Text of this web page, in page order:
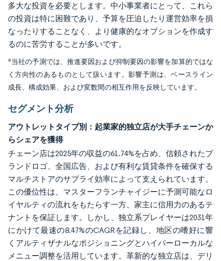
多大な投資を必要とします。中小事業者にとって、これら
の投資は特に困難であり、予算を圧迫したり運営効率を損
なったりすることなく、より健康的なオプションを作成す
るのに苦労することが多いです。
*当社の予測では、推進要因および抑制要因の影響を加算的ではな
く方向性のあるものとして扱います。影響予測は、ベースライン
成長、構成効果、および変数間の相互作用を反映しています。
セグメント分析
アウトレットタイプ別：起業家的独立店が大手チェーンか
らシェアを獲得
チェーン店は2025年の収益の61.74%を占め、信頼されたブ
ランドロゴ、全国広告、および有利な賃貸条件を確保する
マルチストアのサプライ効率によって支えられています。
この優位性は、マスターフランチャイジーに予測可能なロ
イヤルティの流れをもたらす一方、家主に信用力のあるテ
ナントを保証します。しかし、独立系プレイヤーは2031年
にかけて最速の8.47%のCAGRを記録し、地区の嗜好に響
くアルティザナルなポジショニングとハイパーローカルな
メニュー調整を活用しています。革新的な独立店は、デリ